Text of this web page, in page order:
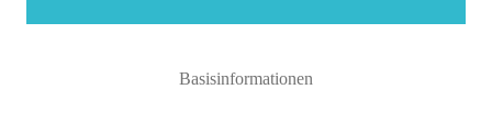
Basisinformationen